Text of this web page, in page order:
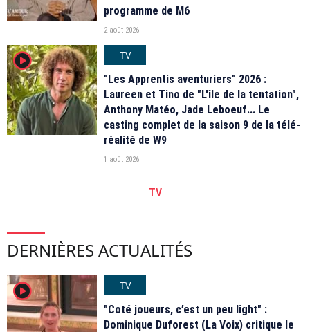
programme de M6
2 août 2026
player2
TV
"Les Apprentis aventuriers" 2026 :
Laureen et Tino de "L'île de la tentation",
Anthony Matéo, Jade Leboeuf... Le
casting complet de la saison 9 de la télé-
réalité de W9
1 août 2026
TV
DERNIÈRES ACTUALITÉS
player2
TV
"Coté joueurs, c’est un peu light" :
Dominique Duforest (La Voix) critique le